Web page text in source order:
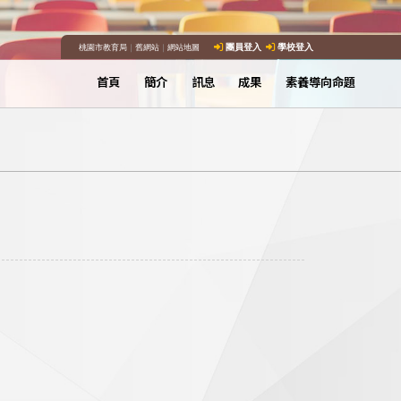
桃園市教育局｜ 舊網站｜ 網站地圖 團員登入 學校登入
首頁 簡介 訊息 成果 素養導向命題